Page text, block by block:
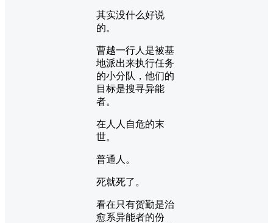
其实没什么好说
的。
曹越一行人是被基
地派出来执行任务
的小分队，他们的
目标是搜寻异能
者。
在人人自危的末
世。
普通人。
死就死了。
看在只有贺勤是治
愈系异能者的份